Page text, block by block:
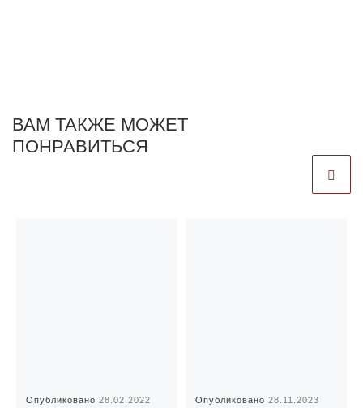
ВАМ ТАКЖЕ МОЖЕТ
ПОНРАВИТЬСЯ
Опубликовано28.02.2022 Опубликовано28.11.2023